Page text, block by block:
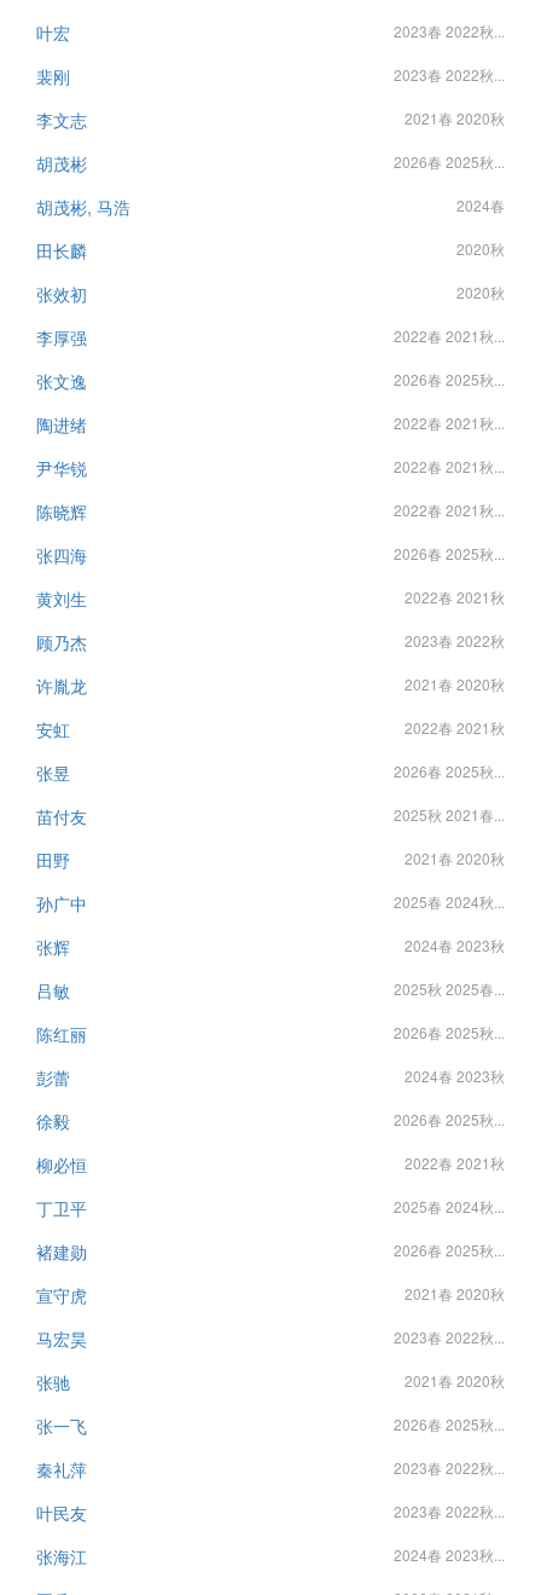
叶宏
2023春 2022秋...
裴刚 2023春 2022秋...
李文志 2021春 2020秋
胡茂彬 2026春 2025秋...
胡茂彬, 马浩 2024春
田长麟 2020秋
张效初 2020秋
李厚强 2022春 2021秋...
张文逸 2026春 2025秋...
陶进绪 2022春 2021秋...
尹华锐 2022春 2021秋...
陈晓辉 2022春 2021秋...
张四海 2026春 2025秋...
黄刘生 2022春 2021秋
顾乃杰 2023春 2022秋
许胤龙 2021春 2020秋
安虹 2022春 2021秋
张昱 2026春 2025秋...
苗付友 2025秋 2021春...
田野 2021春 2020秋
孙广中 2025春 2024秋...
张辉 2024春 2023秋
吕敏 2025秋 2025春...
陈红丽 2026春 2025秋...
彭蕾 2024春 2023秋
徐毅 2026春 2025秋...
柳必恒 2022春 2021秋
丁卫平 2025春 2024秋...
褚建勋 2026春 2025秋...
宣守虎 2021春 2020秋
马宏昊 2023春 2022秋...
张驰 2021春 2020秋
张一飞 2026春 2025秋...
秦礼萍 2023春 2022秋...
叶民友 2023春 2022秋...
张海江 2024春 2023秋...